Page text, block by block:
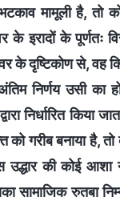
मामूली है, तो
के इरादों के पूर्णतः
के दृष्टिकोण से, वह
निर्णय उसी का
निर्धारित किया
को गरीब बनाया है,
उद्धार की कोई
सामाजिक रुतबा